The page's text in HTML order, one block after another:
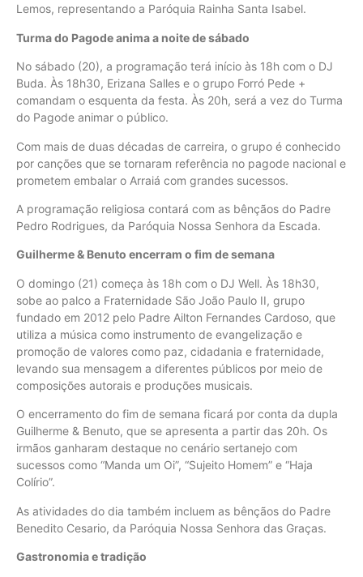
Lemos, representando a Paróquia Rainha Santa Isabel.
Turma do Pagode anima a noite de sábado
No sábado (20), a programação terá início às 18h com o DJ
Buda. Às 18h30, Erizana Salles e o grupo Forró Pede +
comandam o esquenta da festa. Às 20h, será a vez do Turma
do Pagode animar o público.
Com mais de duas décadas de carreira, o grupo é conhecido
por canções que se tornaram referência no pagode nacional e
prometem embalar o Arraiá com grandes sucessos.
A programação religiosa contará com as bênçãos do Padre
Pedro Rodrigues, da Paróquia Nossa Senhora da Escada.
Guilherme & Benuto encerram o fim de semana
O domingo (21) começa às 18h com o DJ Well. Às 18h30,
sobe ao palco a Fraternidade São João Paulo II, grupo
fundado em 2012 pelo Padre Ailton Fernandes Cardoso, que
utiliza a música como instrumento de evangelização e
promoção de valores como paz, cidadania e fraternidade,
levando sua mensagem a diferentes públicos por meio de
composições autorais e produções musicais.
O encerramento do fim de semana ficará por conta da dupla
Guilherme & Benuto, que se apresenta a partir das 20h. Os
irmãos ganharam destaque no cenário sertanejo com
sucessos como “Manda um Oi”, “Sujeito Homem” e “Haja
Colírio”.
As atividades do dia também incluem as bênçãos do Padre
Benedito Cesario, da Paróquia Nossa Senhora das Graças.
Gastronomia e tradição